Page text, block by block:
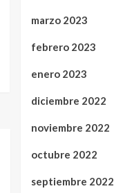
marzo 2023
febrero 2023
enero 2023
diciembre 2022
noviembre 2022
octubre 2022
septiembre 2022